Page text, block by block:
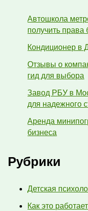
Автошкола
получить права
Кондиционер в
Отзывы о
гид для выбора
Завод РБУ в
для надежного
Аренда
бизнеса
Рубрики
Детская
Как это работает